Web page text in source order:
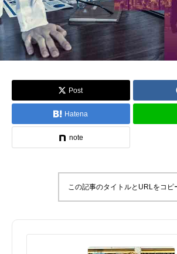
Post
Hatena
note
この記事のタイトルとURLをコピ